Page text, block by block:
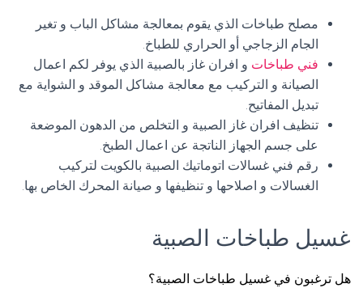
مصلح طباخات الذي يقوم بمعالجة مشاكل الباب و تغير
الجام الزجاجي أو الحراري للطباخ.
فني طباخات و افران غاز بالصبية الذي يوفر لكم اعمال
الصيانة و التركيب مع معالجة مشاكل الموقد و الشواية مع
تبديل المفاتيح.
تنظيف افران غاز الصبية و التخلص من الدهون الموضعة
على جسم الجهاز الناتجة عن اعمال الطبخ.
رقم فني غسالات اتوماتيك الصبية بالكويت لتركيب
الغسالات و اصلاحها و تنظيفها و صيانة المحرك الخاص بها.
غسيل طباخات الصبية
هل ترغبون في غسيل طباخات الصبية؟